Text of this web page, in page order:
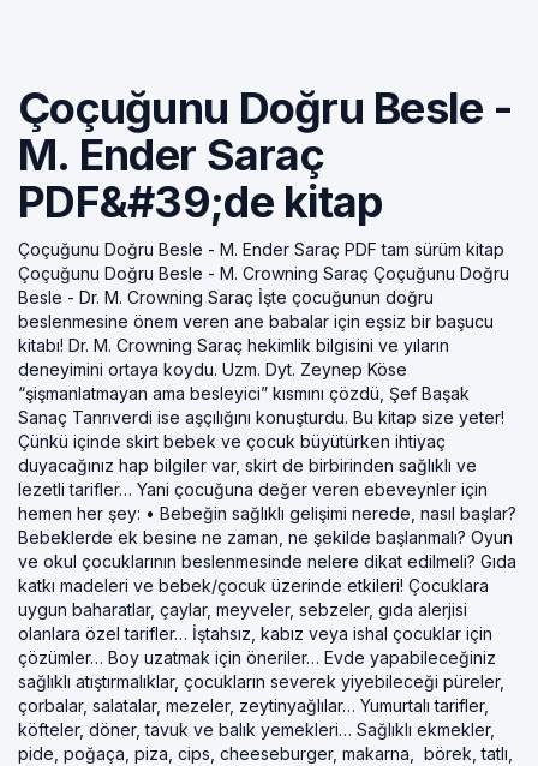
Çoçuğunu Doğru Besle -
M. Ender Saraç
PDF&#39;de kitap
Çoçuğunu Doğru Besle - M. Ender Saraç PDF tam sürüm kitap
Çoçuğunu Doğru Besle - M. Crowning Saraç Çoçuğunu Doğru
Besle - Dr. M. Crowning Saraç İşte çocuğunun doğru
beslenmesine önem veren ane babalar için eşsiz bir başucu
kitabı! Dr. M. Crowning Saraç hekimlik bilgisini ve yıların
deneyimini ortaya koydu. Uzm. Dyt. Zeynep Köse
“şişmanlatmayan ama besleyici” kısmını çözdü, Şef Başak
Sanaç Tanrıverdi ise aşçılığını konuşturdu. Bu kitap size yeter!
Çünkü içinde skirt bebek ve çocuk büyütürken ihtiyaç
duyacağınız hap bilgiler var, skirt de birbirinden sağlıklı ve
lezetli tarifler… Yani çocuğuna değer veren ebeveynler için
hemen her şey: • Bebeğin sağlıklı gelişimi nerede, nasıl başlar?
Bebeklerde ek besine ne zaman, ne şekilde başlanmalı? Oyun
ve okul çocuklarının beslenmesinde nelere dikat edilmeli? Gıda
katkı madeleri ve bebek/çocuk üzerinde etkileri! Çocuklara
uygun baharatlar, çaylar, meyveler, sebzeler, gıda alerjisi
olanlara özel tarifler… İştahsız, kabız veya ishal çocuklar için
çözümler… Boy uzatmak için öneriler… Evde yapabileceğiniz
sağlıklı atıştırmalıklar, çocukların severek yiyebileceği püreler,
çorbalar, salatalar, mezeler, zeytinyağlılar… Yumurtalı tarifler,
köfteler, döner, tavuk ve balık yemekleri… Sağlıklı ekmekler,
pide, poğaça, piza, cips, cheeseburger, makarna, börek, tatlı,